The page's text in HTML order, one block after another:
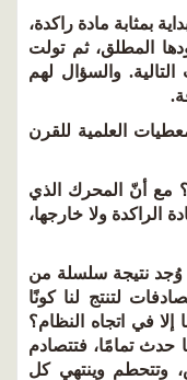
بمثابة مادة راكدة،
المطلق، ثم تولت
التالية. والسؤال لهم
العلمية للقرن
مع أنّ المحرك الذي
الراكدة ولا خارجها،
وُجد نتيجة سلسلة من
لتنتج لنا كونًا
إلا في اتجاه النظام؟
تمامًا، فتتصادم
وتتحطم وينتهي كل